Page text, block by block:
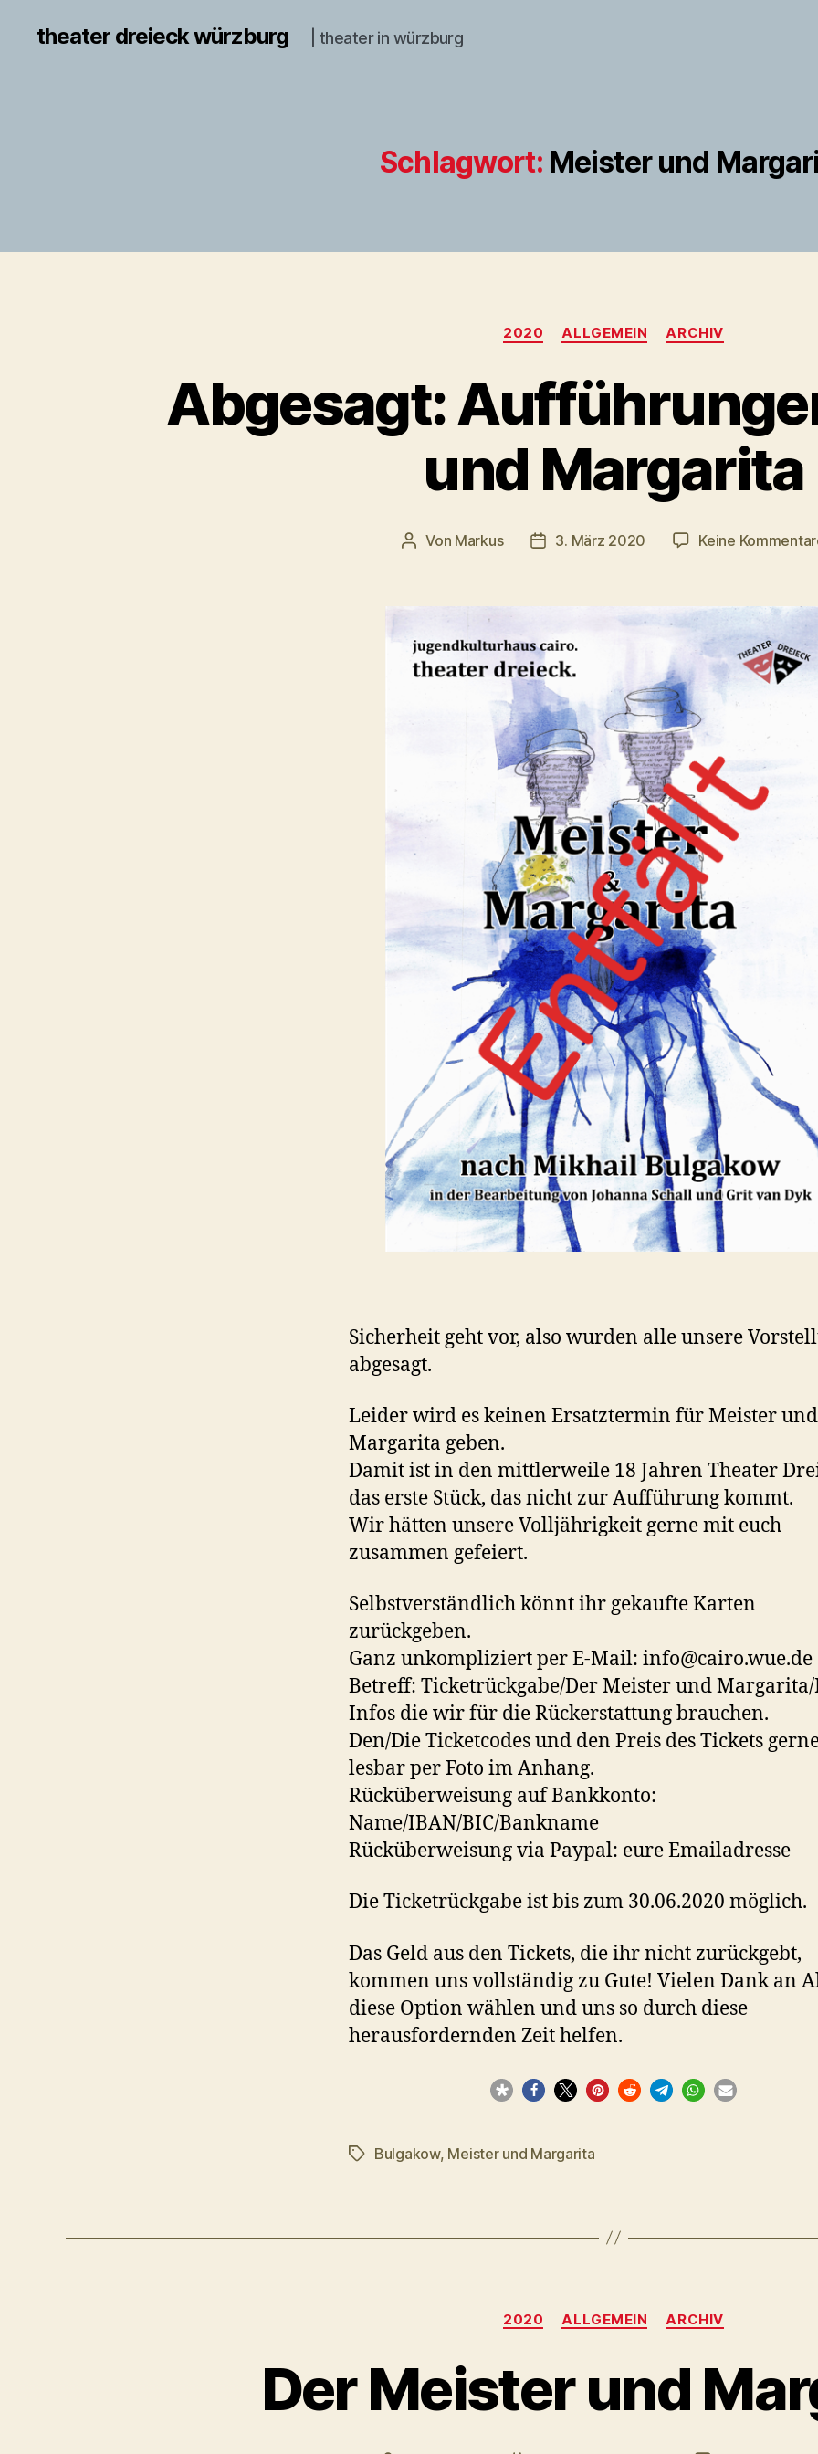
theater dreieck würzburg | theater in würzburg
Schlagwort: Meister und
Kategorien
2020 ALLGEMEIN ARCHIV
Abgesagt:
und Margarita
Beitragsautor
Von Markus Veröffentlichungsdatum
3. März 2020 Keine
Sicherheit geht vor, also wurden alle unsere
abgesagt.
Leider wird es keinen Ersatztermin für Meister und
Margarita geben.
Damit ist in den mittlerweile 18 Jahren Theater
das erste Stück, das nicht zur Aufführung kommt.
Wir hätten unsere Volljährigkeit gerne mit euch
zusammen gefeiert.
Selbstverständlich könnt ihr gekaufte Karten
zurückgeben.
Ganz unkompliziert per E-Mail: info@cairo.wue.de
Betreff: Ticketrückgabe/Der Meister und
Infos die wir für die Rückerstattung brauchen.
Den/Die Ticketcodes und den Preis des Tickets
lesbar per Foto im Anhang.
Rücküberweisung auf Bankkonto:
Name/IBAN/BIC/Bankname
Rücküberweisung via Paypal: eure Emailadresse
Die Ticketrückgabe ist bis zum 30.06.2020 möglich.
Das Geld aus den Tickets, die ihr nicht zurückgebt,
kommen uns vollständig zu Gute! Vielen Dank an
diese Option wählen und uns so durch diese
herausfordernden Zeit helfen.
Schlagwörter
Bulgakow, Meister und Margarita
Kategorien
2020 ALLGEMEIN ARCHIV
Der Meister und